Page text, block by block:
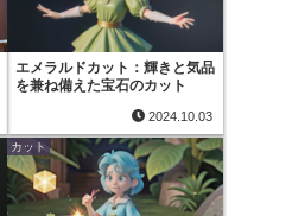
エメラルドカット：輝きと気品
を兼ね備えた宝石のカット
2024.10.03
カット